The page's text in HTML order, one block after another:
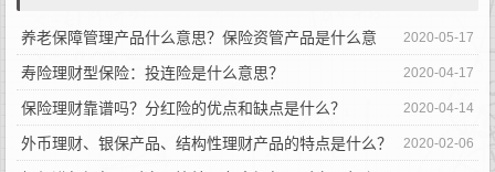
2020-05-17
养老保障管理产品什么意思？保险资管产品是什么意
思？
2020-04-17
寿险理财型保险：投连险是什么意思？
2020-04-14
保险理财靠谱吗？分红险的优点和缺点是什么？
2020-02-06
外币理财、银保产品、结构性理财产品的特点是什么？